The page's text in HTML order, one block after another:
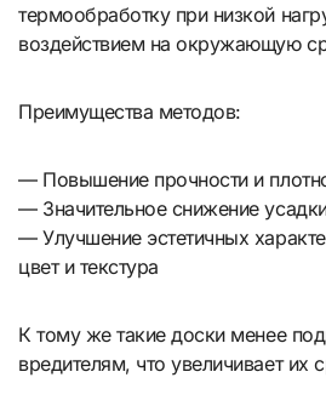
термообработку при низкой
воздействием на окружающую
Преимущества методов:
— Повышение прочности и
— Значительное снижение
— Улучшение эстетичных
цвет и текстура
К тому же такие доски менее
вредителям, что увеличивает их